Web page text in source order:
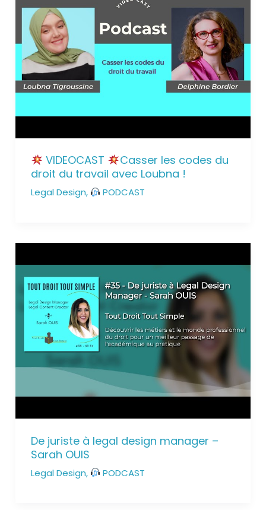
VIDEOCAST
Casser les codes du
droit du travail avec Loubna !
Legal Design, PODCAST
De juriste à legal design manager –
Sarah OUIS
Legal Design, PODCAST